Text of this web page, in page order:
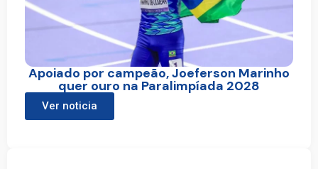
Apoiado por campeão, Joeferson Marinho
quer ouro na Paralimpíada 2028
Ver noticia